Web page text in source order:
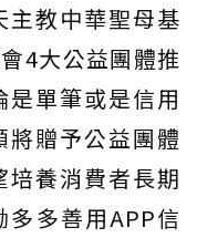
教中華聖母基
4大公益團體推
單筆或是信用
贈予公益團體
養消費者長期
多善用APP信